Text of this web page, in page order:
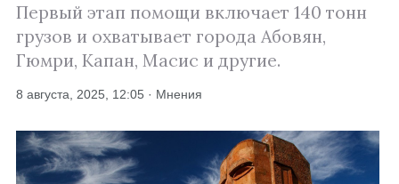
Первый этап помощи включает 140 тонн
грузов и охватывает города Абовян,
Гюмри, Капан, Масис и другие.
8 августа, 2025, 12:05 · Мнения